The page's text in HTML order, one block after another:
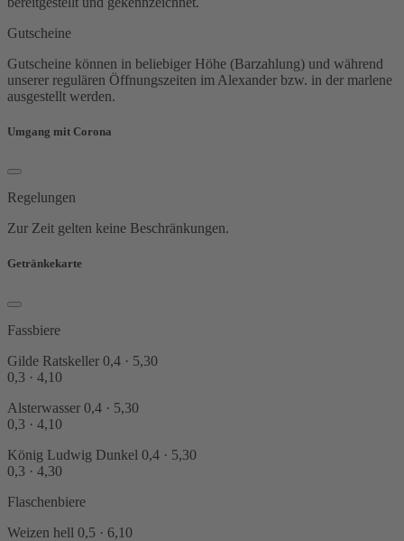
Gutscheine
Gutscheine können in beliebiger Höhe (Barzahlung) und während
unserer regulären Öffnungszeiten im Alexander bzw. in der marlene
ausgestellt werden.
Umgang mit Corona
Regelungen
Zur Zeit gelten keine Beschränkungen.
Getränkekarte
Fassbiere
Gilde Ratskeller 0,4 · 5,30
0,3 · 4,10
Alsterwasser 0,4 · 5,30
0,3 · 4,10
König Ludwig Dunkel 0,4 · 5,30
0,3 · 4,30
Flaschenbiere
Weizen hell 0,5 · 6,10